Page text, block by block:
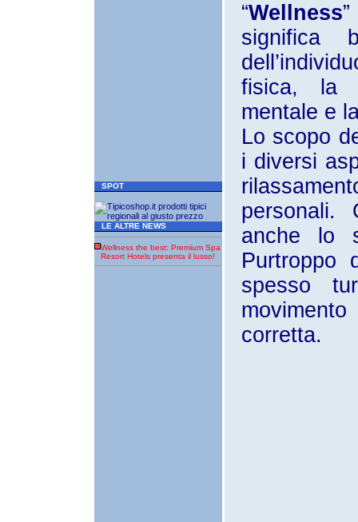
SPOT
LE ALTRE NEWS
Wellness the best: Premium Spa
Resort Hotels presenta il lusso!
“Wellness
significa
fisica, la
mentale e
Lo scopo
i diversi
anche lo
Purtroppo
spesso
corretta.